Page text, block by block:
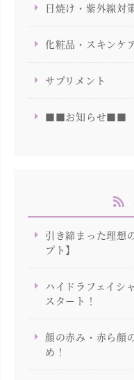
日焼け・紫外線対
化粧品・スキンケ
サプリメント
■■お知らせ■■
引き締まった理想
プト】
ハイドラフェイシ
スタート！
顔の赤み・赤ら顔
め！